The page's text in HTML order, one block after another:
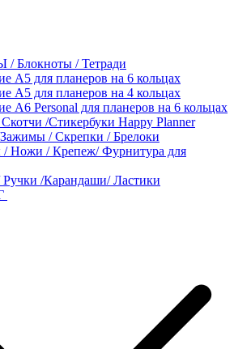
Блокноты / Тетради
А5 для планеров на 6 кольцах
А5 для планеров на 4 кольцах
А6 Personal для планеров на 6 кольцах
/Стикербуки Happy Planner
/ Скрепки / Брелоки
Ножи / Крепеж/ Фурнитура для
/Карандаши/ Ластики